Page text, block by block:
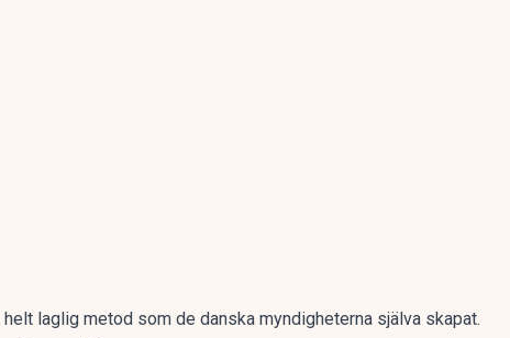
laglig metod som de danska myndigheterna själva skapat.